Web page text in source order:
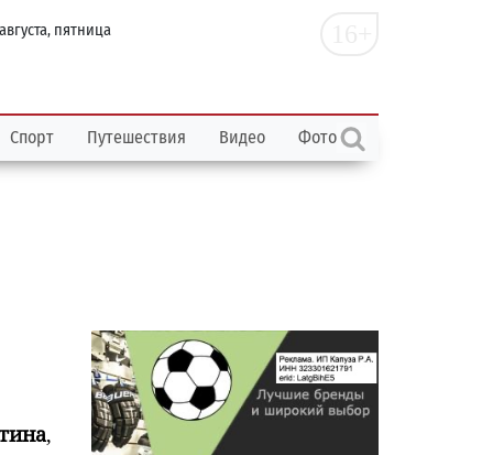
пятница
Спорт Путешествия Видео Фото
,